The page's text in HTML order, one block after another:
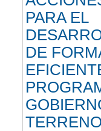
PARA EL
DE